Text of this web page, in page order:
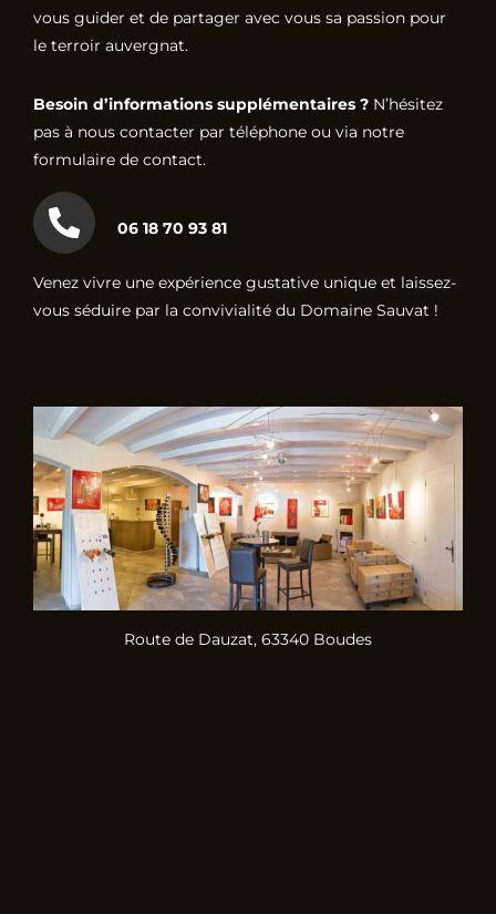
vous guider et de partager avec vous sa passion pour
le terroir auvergnat.
Besoin d’informations supplémentaires ?N’hésitez
pas à nous contacter par téléphone ou via notre
formulaire de contact.
06 18 70 93 81
Venez vivre une expérience gustative unique et laissez-
vous séduire par la convivialité du Domaine Sauvat !
Route de Dauzat, 63340 Boudes